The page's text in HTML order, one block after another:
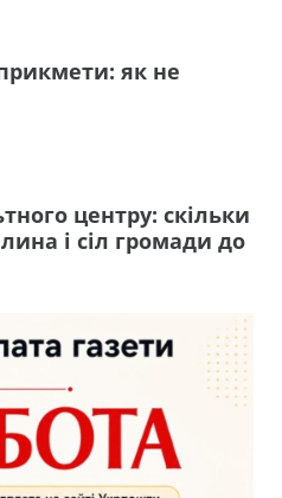
як не
центру: скільки
і сіл громади до